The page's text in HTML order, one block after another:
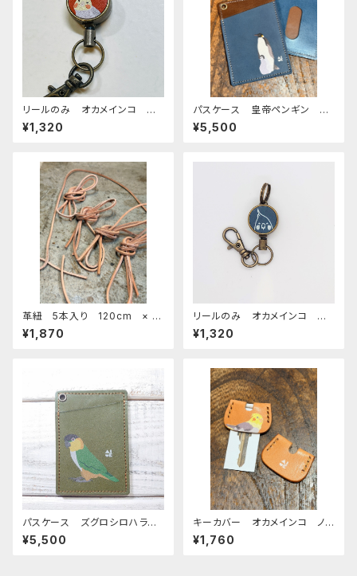
リールのみ オカメインコ シ
ナモンパール レッドブラウン
REDBROWN ぽわんシリー
¥1,320
パスケース 皇帝ペンギン ペ
ンギン エンペラー 親子 pe
nguin ネイビー ブラウン
¥5,500
革紐 5本入り 120cm × 3
mm 小鳥のおもちゃ バードト
イ
¥1,870
リールのみ オカメインコ モノ
トーン ネイビー おかめいん
こ
¥1,320
パスケース ズグロシロハライ
ンコ グリーン Green
栃木レザー
¥5,500
キーカバー オカメインコ ノ
ーマル ヌメ おかめいんこ
¥1,760